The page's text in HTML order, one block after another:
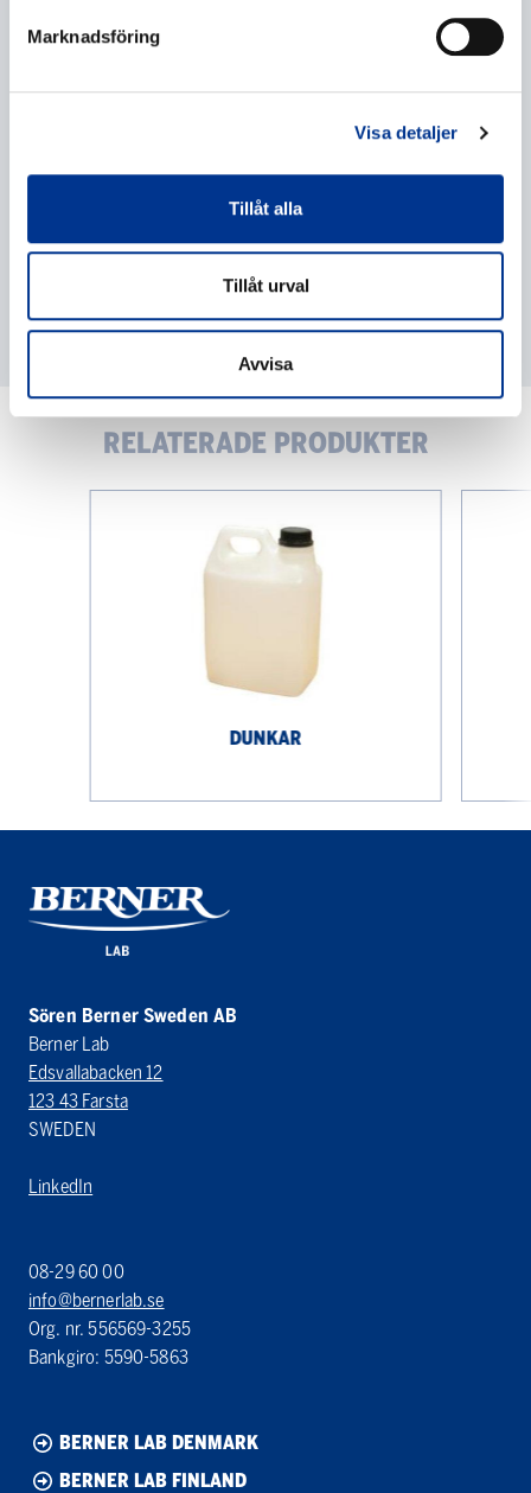
Marknadsföring
Visa detaljer
Tillåt alla
Tillåt urval
Avvisa
personuppgifter enligt beskrivningen i
RELATERADE PRODUKTER
DUNKAR
Sören Berner Sweden AB
Berner Lab
Edsvallabacken 12
123 43 Farsta
SWEDEN
LinkedIn
08-29 60 00
info@bernerlab.se
Org. nr. 556569-3255
Bankgiro: 5590-5863
BERNER LAB DENMARK
BERNER LAB FINLAND